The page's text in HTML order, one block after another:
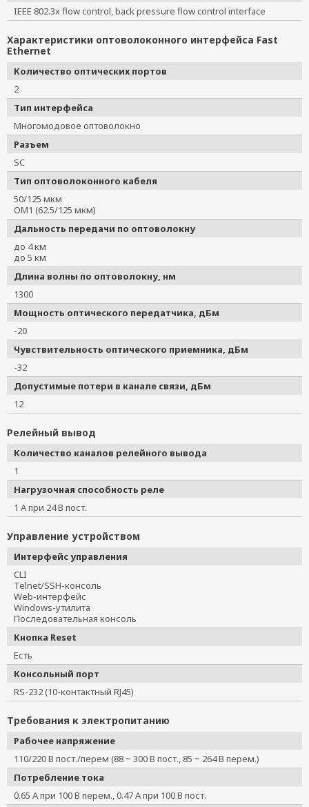
IEEE 802.3x flow control, back pressure flow control interface
Характеристики оптоволоконного интерфейса Fast
Ethernet
Количество оптических портов
2
Тип интерфейса
Многомодовое оптоволокно
Разъем
SC
Тип оптоволоконного кабеля
50/125 мкм
OM1 (62.5/125 мкм)
Дальность передачи по оптоволокну
до 4 км
до 5 км
Длина волны по оптоволокну, нм
1300
Мощность оптического передатчика, дБм
-20
Чувствительность оптического приемника, дБм
-32
Допустимые потери в канале связи, дБм
12
Релейный вывод
Количество каналов релейного вывода
1
Нагрузочная способность реле
1 А при 24 В пост.
Управление устройством
Интерфейс управления
CLI
Telnet/SSH-консоль
Web-интерфейс
Windows-утилита
Последовательная консоль
Кнопка Reset
Есть
Консольный порт
RS-232 (10-контактный RJ45)
Требования к электропитанию
Рабочее напряжение
110/220 В пост./перем (88 ~ 300 В пост., 85 ~ 264 В перем.)
Потребление тока
0.65 А при 100 В перем., 0.47 А при 100 В пост.